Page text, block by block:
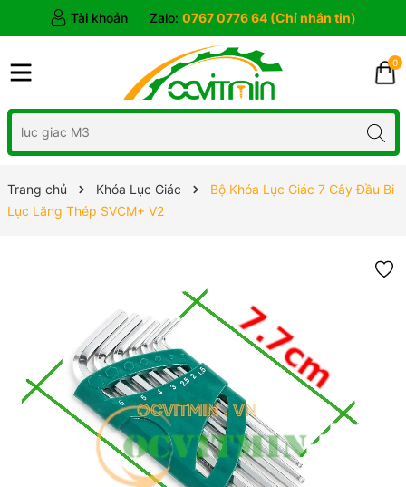
Tài khoản Zalo: 0767 0776 64 (Chỉ nhắn tin)
0
Trang chủ Khóa Lục Giác
Bộ Khóa Lục Giác 7 Cây Đầu Bi
Lục Lăng Thép SVCM+ V2